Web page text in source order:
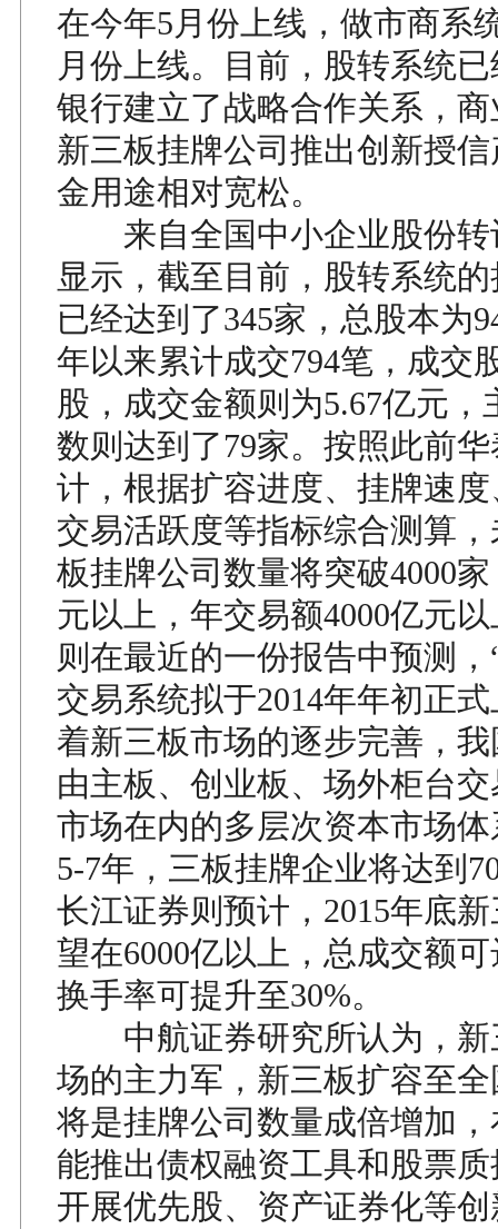
在今年5月份上线，做市商系
月份上线。目前，股转系统
银行建立了战略合作关系，
新三板挂牌公司推出创新授
金用途相对宽松。
来自全国中小企业股份转
显示，截至目前，股转系统
已经达到了345家，总股本为
年以来累计成交794笔，成交
股，成交金额则为5.67亿元，
数则达到了79家。按照此前
计，根据扩容进度、挂牌速
交易活跃度等指标综合测算
板挂牌公司数量将突破4000
元以上，年交易额4000亿元
则在最近的一份报告中预测，
交易系统拟于2014年年初正
着新三板市场的逐步完善，
由主板、创业板、场外柜台
市场在内的多层次资本市场
5-7年，三板挂牌企业将达到
长江证券则预计，2015年底
望在6000亿以上，总成交额
换手率可提升至30%。
中航证券研究所认为，新
场的主力军，新三板扩容至
将是挂牌公司数量成倍增加
能推出债权融资工具和股票
开展优先股、资产证券化等